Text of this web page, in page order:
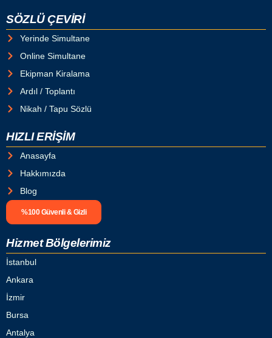
SÖZLÜ ÇEVİRİ
Yerinde Simultane
Online Simultane
Ekipman Kiralama
Ardıl / Toplantı
Nikah / Tapu Sözlü
HIZLI ERİŞİM
Anasayfa
Hakkımızda
Blog
%100 Güvenli & Gizli
Hizmet Bölgelerimiz
İstanbul
Ankara
İzmir
Bursa
Antalya